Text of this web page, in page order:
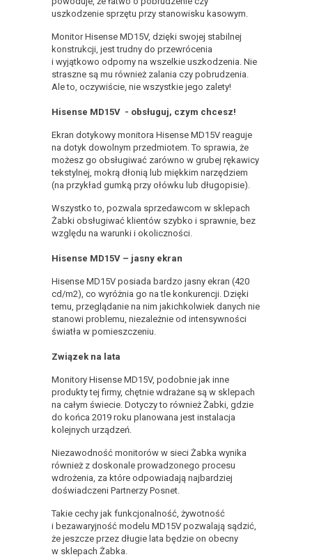
uszkodzenie sprzętu przy stanowisku kasowym.
Monitor Hisense MD15V, dzięki swojej stabilnej
konstrukcji, jest trudny do przewrócenia
i wyjątkowo odporny na wszelkie uszkodzenia. Nie
straszne są mu również zalania czy pobrudzenia.
Ale to, oczywiście, nie wszystkie jego zalety!
Hisense MD15V - obsługuj, czym chcesz!
Ekran dotykowy monitora Hisense MD15V reaguje
na dotyk dowolnym przedmiotem. To sprawia, że
możesz go obsługiwać zarówno w grubej rękawicy
tekstylnej, mokrą dłonią lub miękkim narzędziem
(na przykład gumką przy ołówku lub długopisie).
Wszystko to, pozwala sprzedawcom w sklepach
Żabki obsługiwać klientów szybko i sprawnie, bez
względu na warunki i okoliczności.
Hisense MD15V – jasny ekran
Hisense MD15V posiada bardzo jasny ekran (420
cd/m2), co wyróżnia go na tle konkurencji. Dzięki
temu, przeglądanie na nim jakichkolwiek danych nie
stanowi problemu, niezależnie od intensywności
światła w pomieszczeniu.
Związek na lata
Monitory Hisense MD15V, podobnie jak inne
produkty tej firmy, chętnie wdrażane są w sklepach
na całym świecie. Dotyczy to również Żabki, gdzie
do końca 2019 roku planowana jest instalacja
kolejnych urządzeń.
Niezawodność monitorów w sieci Żabka wynika
również z doskonale prowadzonego procesu
wdrożenia, za które odpowiadają najbardziej
doświadczeni Partnerzy Posnet.
Takie cechy jak funkcjonalność, żywotność
i bezawaryjność modelu MD15V pozwalają sądzić,
że jeszcze przez długie lata będzie on obecny
w sklepach Żabka.